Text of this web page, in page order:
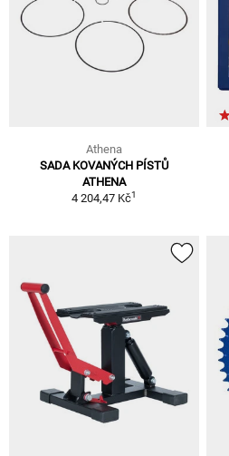
Athena
SADA KOVANÝCH PÍSTŮ
ATHENA
4 204,47 Kč1